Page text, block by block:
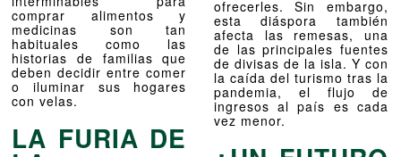
comprar alimentos y
medicinas son tan
habituales como las
historias de familias que
deben decidir entre comer
o iluminar sus hogares
con velas.
LA FURIA DE
ofrecerles. Sin embargo,
esta diáspora también
afecta las remesas, una
de las principales fuentes
de divisas de la isla. Y con
la caída del turismo tras la
pandemia, el flujo de
ingresos al país es cada
vez menor.